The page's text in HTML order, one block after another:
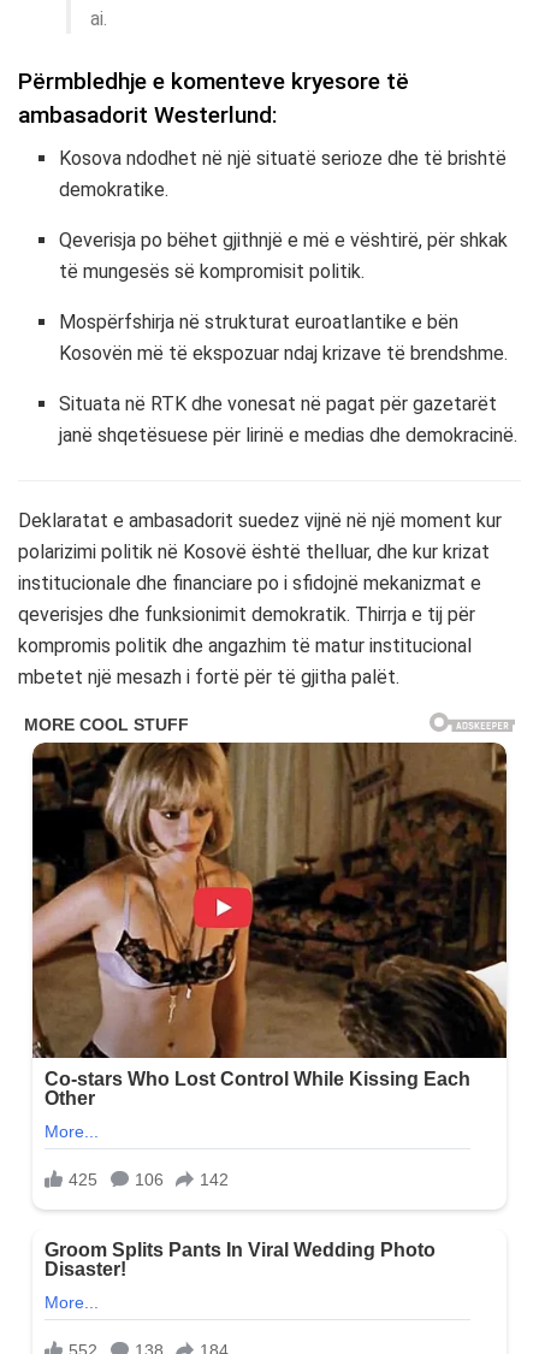
ai.
Përmbledhje e komenteve kryesore të
ambasadorit Westerlund:
Kosova ndodhet në një situatë serioze dhe të brishtë
demokratike.
Qeverisja po bëhet gjithnjë e më e vështirë, për shkak
të mungesës së kompromisit politik.
Mospërfshirja në strukturat euroatlantike e bën
Kosovën më të ekspozuar ndaj krizave të brendshme.
Situata në RTK dhe vonesat në pagat për gazetarët
janë shqetësuese për lirinë e medias dhe demokracinë.
Deklaratat e ambasadorit suedez vijnë në një moment kur
polarizimi politik në Kosovë është thelluar, dhe kur krizat
institucionale dhe financiare po i sfidojnë mekanizmat e
qeverisjes dhe funksionimit demokratik. Thirrja e tij për
kompromis politik dhe angazhim të matur institucional
mbetet një mesazh i fortë për të gjitha palët.